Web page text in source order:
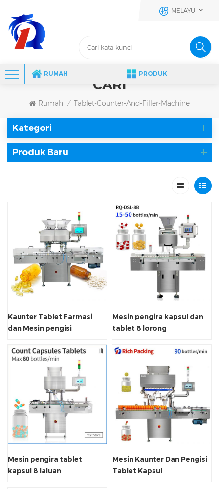
MELAYU
RUMAH PRODUK
CARI
Rumah / Tablet-Counter-And-Filler-Machine
Kategori
Produk Baru
Kaunter Tablet Farmasi
dan Mesin pengisi
Mesin pengira kapsul dan
tablet 8 lorong
Mesin pengira tablet
kapsul 8 laluan
Mesin Kaunter Dan Pengisi
Tablet Kapsul